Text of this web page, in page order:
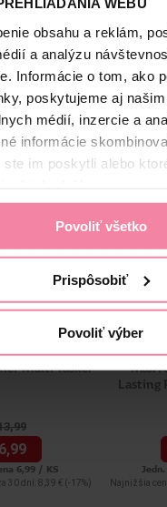
obsahu a reklám,
a analýzu
Informácie o tom, ako
poskytujeme aj
médií, inzercie a
informácie
ste im poskytli alebo
Povoliť všetko
Prispôsobiť
Povoliť výber
Bezpečnosť a
Zloženie
produkty
%
VÝPREDAJ
Multi Tasker
99
6,99
6,99 / KS
30 dní: 8,39 € (-17%)
Max
Lasting
Najnižšia